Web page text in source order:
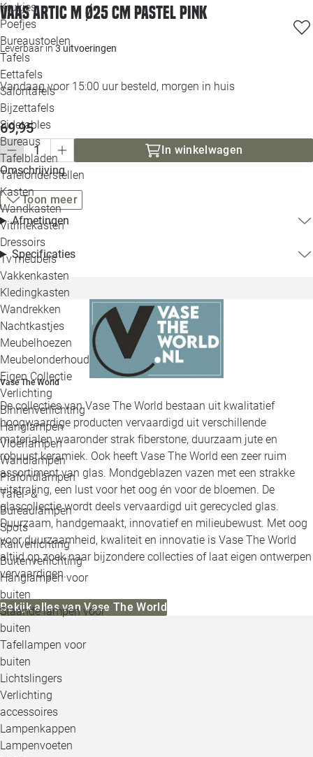
Krukjes
Poefjes
Bureaustoelen
Tafels
Eettafels
Salontafels
Bijzettafels
Sidetables
Bureaus
Tafelbladen
Tafelonderstellen
Kasten
Wandkasten
Vitrinekasten
Dressoirs
Tv meubels
Vakkenkasten
Kledingkasten
Wandrekken
Nachtkastjes
Meubelhoezen
Meubelonderhoud
Eigen Collectie
Verlichting
Binnenverlichting
Hanglampen
Vloerlampen
Wandlampen
Plafondlampen
Tafel- &
Bureaulampen
Spots
Railverlichting
Buitenverlichting
Hanglampen voor
buiten
Staande lampen voor
buiten
Tafellampen voor
buiten
Lichtslingers
Verlichting
accessoires
Lampenkappen
Lampenvoeten
Vaas Artic M Ø25 cm pastel pink
Leverbaar in3 uitvoeringen
Vandaag voor 15:00 uur besteld, morgen in huis
69,95
In winkelwagen
Omschrijving
Toon meer
Afmetingen
Specificaties
Vase The World
De collecties van Vase The World bestaan uit kwalitatief
hoogwaardige producten vervaardigd uit verschillende
materialen waaronder strak fiberstone, duurzaam jute en
robuust keramiek. Ook heeft Vase The World een zeer ruim
assortiment van glas. Mondgeblazen vazen met een strakke
uitstraling, een lust voor het oog én voor de bloemen. De
glascollectie wordt deels vervaardigd uit gerecycled glas.
Duurzaam, handgemaakt, innovatief en milieubewust. Met oog
voor duurzaamheid, kwaliteit en innovatie is Vase The World
altijd op zoek naar bijzondere collecties of laat eigen ontwerpen
vervaardigen.
Bekijk alles van Vase The World